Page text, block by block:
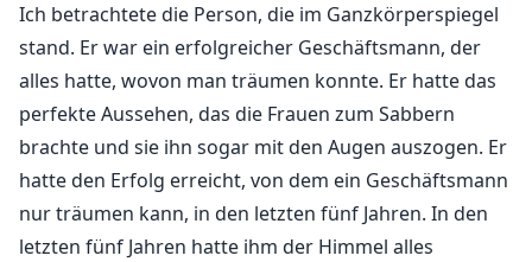
gewinnen. Aber Sara, die sich so nah an Dominic
herangearbeitet hatte, würde nicht zögern, ihre
Beziehung erneut zu sabotieren.
Ich betrachtete die Person, die im Ganzkörperspiegel
stand. Er war ein erfolgreicher Geschäftsmann, der
alles hatte, wovon man träumen konnte. Er hatte das
perfekte Aussehen, das die Frauen zum Sabbern
brachte und sie ihn sogar mit den Augen auszogen. Er
hatte den Erfolg erreicht, von dem ein Geschäftsmann
nur träumen kann, in den letzten fünf Jahren. In den
letzten fünf Jahren hatte ihm der Himmel alles